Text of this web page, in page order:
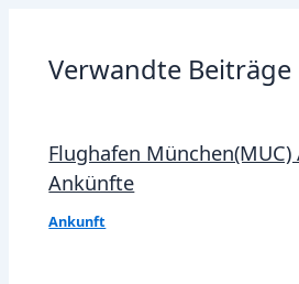
Verwandte Beiträge
Flughafen
Ankünfte
Ankunft